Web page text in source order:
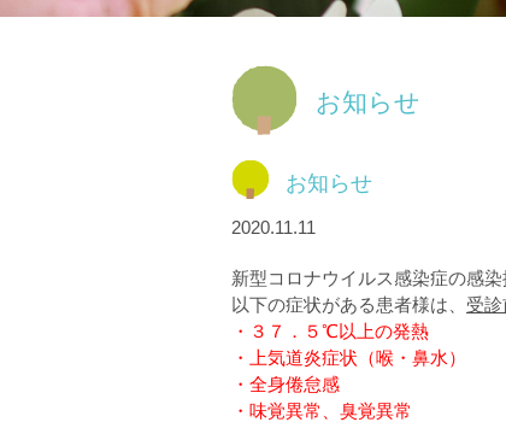
お知らせ
お知らせ
2020.11.11
新型コロナウイルス感染症の感
以下の症状がある患者様は、 受
・３７．５℃以上の発熱
・上気道炎症状（喉・鼻水）
・全身倦怠感
・味覚異常、臭覚異常